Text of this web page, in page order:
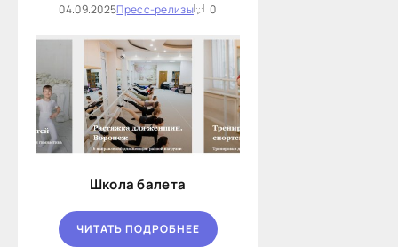
04.09.2025Пресс-релизы 0
Школа балета
ЧИТАТЬ ПОДРОБНЕЕ